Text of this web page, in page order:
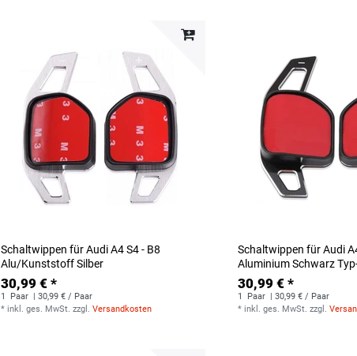
Schaltwippen für Audi A4 S4 - B8
Alu/Kunststoff Silber
30,99 € *
1 Paar
| 30,99 € / Paar
* inkl. ges. MwSt. zzgl.Versandkosten
Schaltwippen für Audi
Aluminium Schwarz
30,99 € *
1 Paar
| 30,99 € / Paar
* inkl. ges. MwSt. zzgl.